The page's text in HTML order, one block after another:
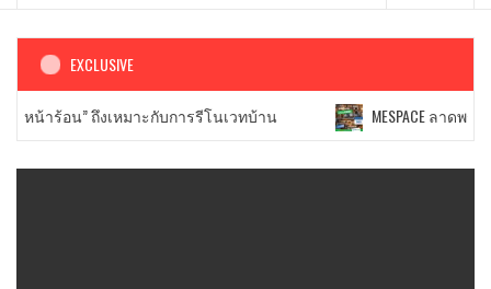
EXCLUSIVE
หน้าร้อน” ถึงเหมาะกับการรีโนเวทบ้าน MESPACE ลาดพร้า